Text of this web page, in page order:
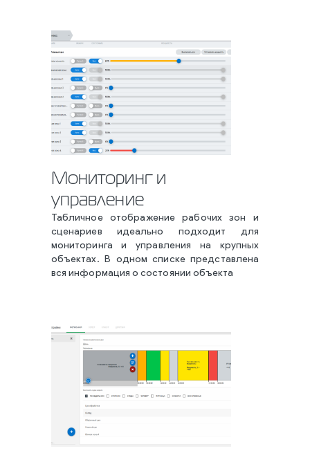
Мониторинг и
управление
Табличное отображение рабочих зон и
сценариев идеально подходит для
мониторинга и управления на крупных
объектах. В одном списке представлена
вся информация о состоянии объекта